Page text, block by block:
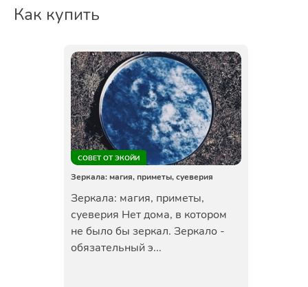
Как купить
СОВЕТ ОТ ЭКОЙИ
Зеркала: магия, приметы, суеверия
Зеркала: магия, приметы,
суеверия Нет дома, в котором
не было бы зеркал. Зеркало -
обязательный э...